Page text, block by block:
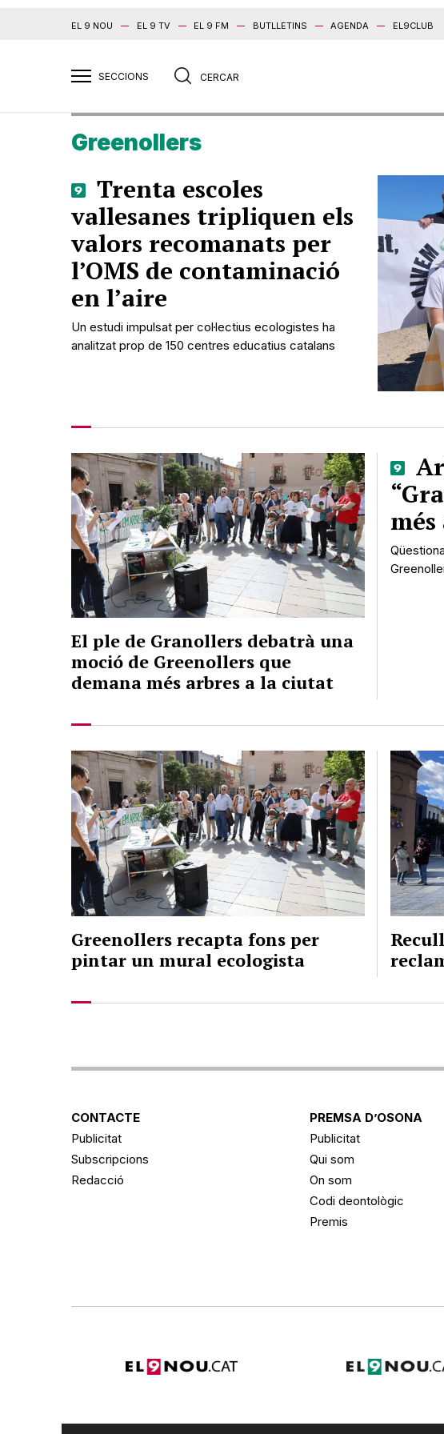
EL 9 NOU EL 9 TV EL 9 FM BUTLLETINS AGENDA EL9CLUB
Greenollers
Trenta escoles
vallesanes tripliquen els
valors recomanats per
l’OMS de contaminació
en l’aire
Un estudi impulsat per col·lectius ecologistes ha
analitzat prop de 150 centres educatius catalans
El ple de Granollers debatrà una
moció de Greenollers que
demana més arbres a la ciutat
més
Greenollers recapta fons per
pintar un mural ecologista
CONTACTE
Publicitat
Subscripcions
Redacció
PREMSA D’OSONA
Publicitat
Qui som
On som
Codi deontològic
Premis